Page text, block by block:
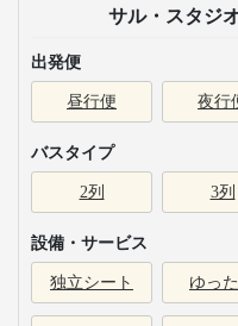
サル・スタジ
出発便
昼行便 夜行
バスタイプ
2列 3列
設備・サービス
独立シート ゆっ